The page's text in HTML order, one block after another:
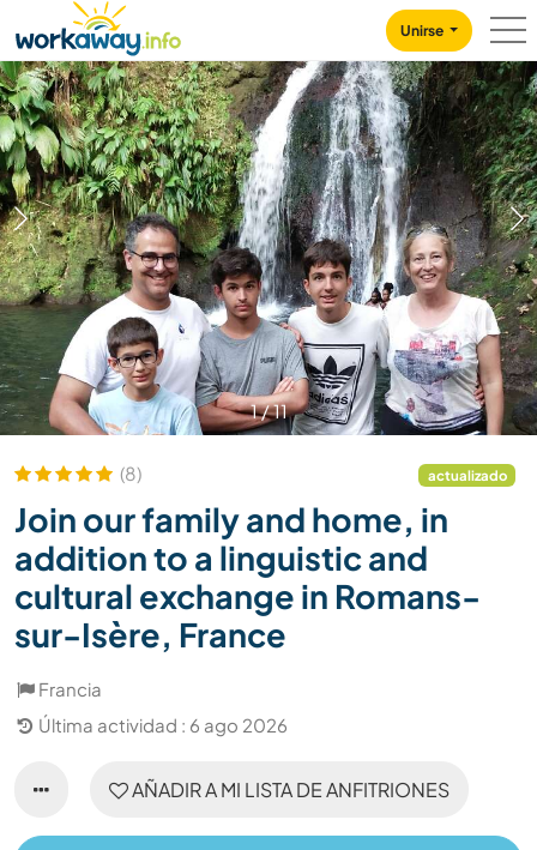
CONTENT
MAIN NAVIGATION
Unirse
1/11
(8) actualizado
Join our family and home, in
addition to a linguistic and
cultural exchange in Romans-
sur-Isère, France
Francia
Última actividad : 6 ago 2026
AÑADIR A MI LISTA DE ANFITRIONES